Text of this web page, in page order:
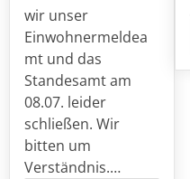
wir unser
Einwohnermeldea
mt und das
Standesamt am
08.07. leider
schließen. Wir
bitten um
Verständnis.…